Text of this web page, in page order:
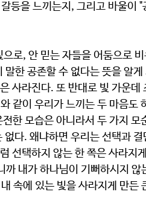
등을 느끼는지, 그리고 바울이
로, 안 믿는 자들을 어둠으로
한 공존할 수 없다는 뜻을 알
사라진다. 또 반대로 빛 가운데
같이 우리가 느끼는 두 마음도
한 모습은 아니라서 두 가지 모
다. 왜냐하면 우리는 선택과
선택하지 않는 한 쪽은 사라지
까 내가 하나님이 기뻐하시지
속에 있는 빛을 사라지게 만든